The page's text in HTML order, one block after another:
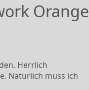
Orange
Herrlich
Natürlich muss ich